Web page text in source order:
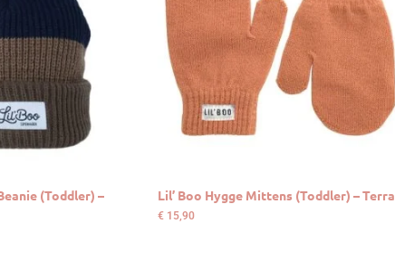
(Toddler) –
Lil’ Boo Hygge Mittens (Toddler) – Terra
€ 15,90